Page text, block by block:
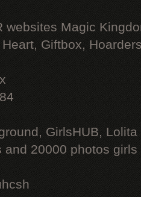
websites Magic
Giftbox,
GirlsHUB, Lolita
and 20000 photos